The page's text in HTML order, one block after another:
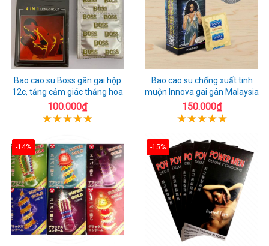
Bao cao su Boss gân gai hộp
12c, tăng cảm giác thăng hoa
100.000₫
Bao cao su chống xuất tinh
muộn Innova gai gân Malaysia
150.000₫
-14% -15%